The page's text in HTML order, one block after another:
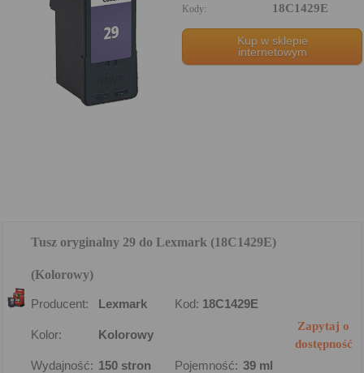
Kody: 18C1429E
Kup w sklepie
internetowym
Tusz oryginalny 29 do Lexmark (18C1429E)
(Kolorowy)
Producent: Lexmark Kod: 18C1429E
Kolor: Kolorowy
Zapytaj o
dostępność
Wydajność: 150 stron Pojemność: 39 ml